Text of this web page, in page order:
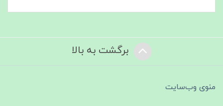
برگشت به بالا
منوی وب‌سایت